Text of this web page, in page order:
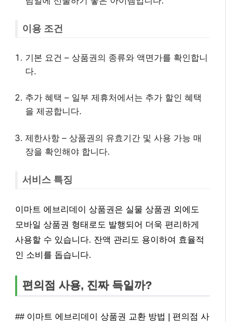
이용 조건
기본 요건 – 상품권의 종류와 액면가를 확인합니
다.
추가 혜택 – 일부 제휴처에서는 추가 할인 혜택
을 제공합니다.
제한사항 – 상품권의 유효기간 및 사용 가능 매
장을 확인해야 합니다.
서비스 특징
이마트 에브리데이 상품권은 실물 상품권 외에도
모바일 상품권 형태로도 발행되어 더욱 편리하게
사용할 수 있습니다. 잔액 관리도 용이하여 효율적
인 소비를 돕습니다.
편의점 사용, 진짜 득일까?
## 이마트 에브리데이 상품권 교환 방법 | 편의점 사